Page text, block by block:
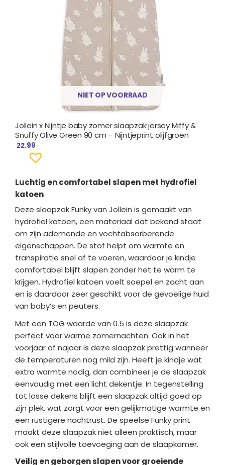
NIET OP VOORRAAD
Jollein x Nijntje baby zomer slaapzak jersey Miffy &
Snuffy Olive Green 90 cm – Nijntjeprint olijfgroen
22.99
Luchtig en comfortabel slapen met hydrofiel
katoen
Deze slaapzak Funky van Jollein is gemaakt van
hydrofiel katoen, een materiaal dat bekend staat
om zijn ademende en vochtabsorberende
eigenschappen. De stof helpt om warmte en
transpiratie snel af te voeren, waardoor je kindje
comfortabel blijft slapen zonder het te warm te
krijgen. Hydrofiel katoen voelt soepel en zacht aan
en is daardoor zeer geschikt voor de gevoelige huid
van baby’s en peuters.
Met een TOG waarde van 0.5 is deze slaapzak
perfect voor warme zomernachten. Ook in het
voorjaar of najaar is deze slaapzak prettig wanneer
de temperaturen nog mild zijn. Heeft je kindje wat
extra warmte nodig, dan combineer je de slaapzak
eenvoudig met een licht dekentje. In tegenstelling
tot losse dekens blijft een slaapzak altijd goed op
zijn plek, wat zorgt voor een gelijkmatige warmte en
een rustigere nachtrust. De speelse Funky print
maakt deze slaapzak niet alleen praktisch, maar
ook een stijlvolle toevoeging aan de slaapkamer.
Veilig en geborgen slapen voor groeiende